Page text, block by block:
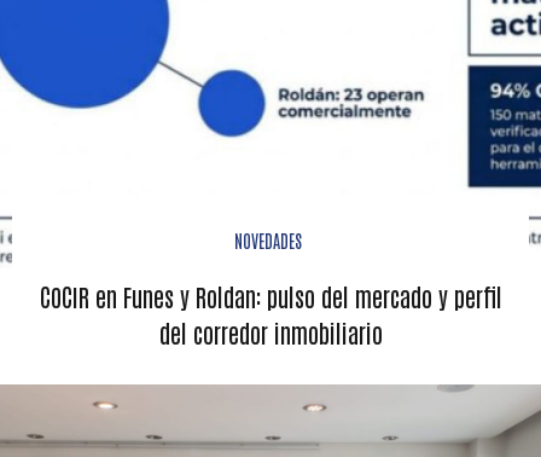
NOVEDADES
COCIR en Funes y Roldan: pulso del mercado y perfil
del corredor inmobiliario